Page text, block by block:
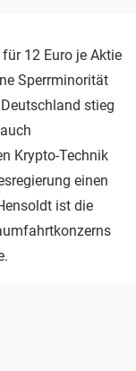
12 Euro je Aktie
Sperrminorität
stieg
Krypto-Technik
einen
ist die